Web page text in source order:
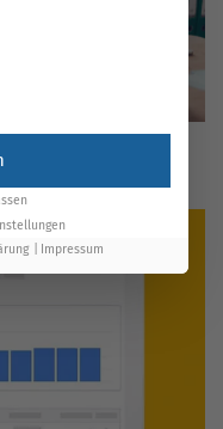
für die eine
Impressum